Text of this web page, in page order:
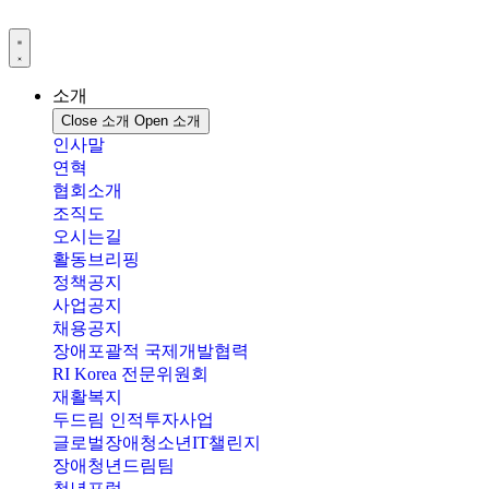
텐
츠
소개
Close 소개 Open 소개
인사말
연혁
협회소개
조직도
오시는길
활동브리핑
정책공지
사업공지
채용공지
장애포괄적 국제개발협력
RI Korea 전문위원회
재활복지
두드림 인적투자사업
글로벌장애청소년IT챌린지
장애청년드림팀